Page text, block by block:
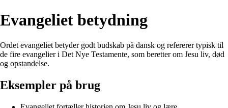
Evangeliet betydning
Ordet evangeliet betyder godt budskab på dansk og refererer typisk til
de fire evangelier i Det Nye Testamente, som beretter om Jesu liv, død
og opstandelse.
Eksempler på brug